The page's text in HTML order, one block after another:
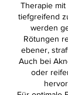
Therapie
tiefgreifend
werden
Rötungen
ebener,
Auch bei
oder